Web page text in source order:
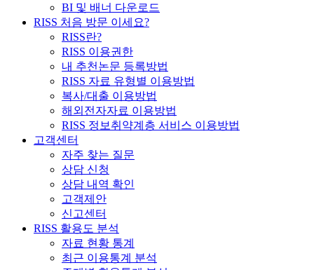
BI 및 배너 다운로드
RISS 처음 방문 이세요?
RISS란?
RISS 이용권한
내 추천논문 등록방법
RISS 자료 유형별 이용방법
복사/대출 이용방법
해외전자자료 이용방법
RISS 정보취약계층 서비스 이용방법
고객센터
자주 찾는 질문
상담 신청
상담 내역 확인
고객제안
신고센터
RISS 활용도 분석
자료 현황 통계
최근 이용통계 분석